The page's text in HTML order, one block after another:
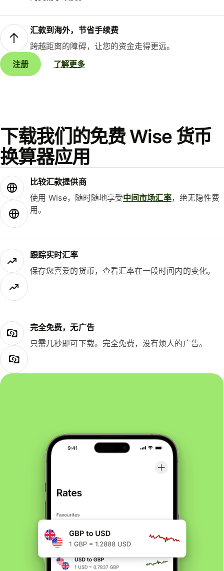
汇款到海外，节省手续费
跨越距离的障碍，让您的资金走得更远。
注册
了解更多
下载我们的免费 Wise 货币
换算器应用
比较汇款提供商
使用 Wise，随时随地享受中间市场汇率，绝无隐性费
用。
跟踪实时汇率
保存您喜爱的货币，查看汇率在一段时间内的变化。
完全免费，无广告
只需几秒即可下载。完全免费，没有烦人的广告。